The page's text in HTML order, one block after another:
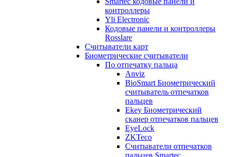
контроллеры
Yli Electronic
Кодовые панели и контроллеры
Rosslare
Считыватели карт
Биометрические считыватели
По отпечатку пальца
Anviz
BioSmart Биометрический
считыватель отпечатков
пальцев
Ekey Биометрический
сканер отпечатков пальцев
EyeLock
ZKTeco
Считыватели отпечатков
пальцев Smartec